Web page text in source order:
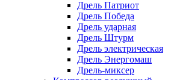
Дрель Патриот
Дрель Победа
Дрель ударная
Дрель Штурм
Дрель электрическая
Дрель Энергомаш
Дрель-миксер